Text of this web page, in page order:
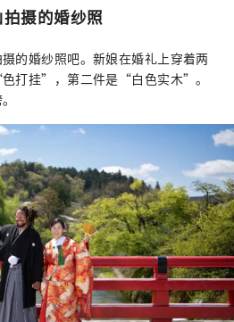
摄的婚纱照
的婚纱照吧。新娘在婚礼上穿着两
打挂”，第二件是“白色实木”。